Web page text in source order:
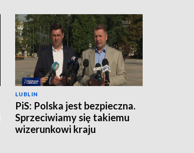
LUBLIN
PiS: Polska jest bezpieczna.
Sprzeciwiamy się takiemu
wizerunkowi kraju